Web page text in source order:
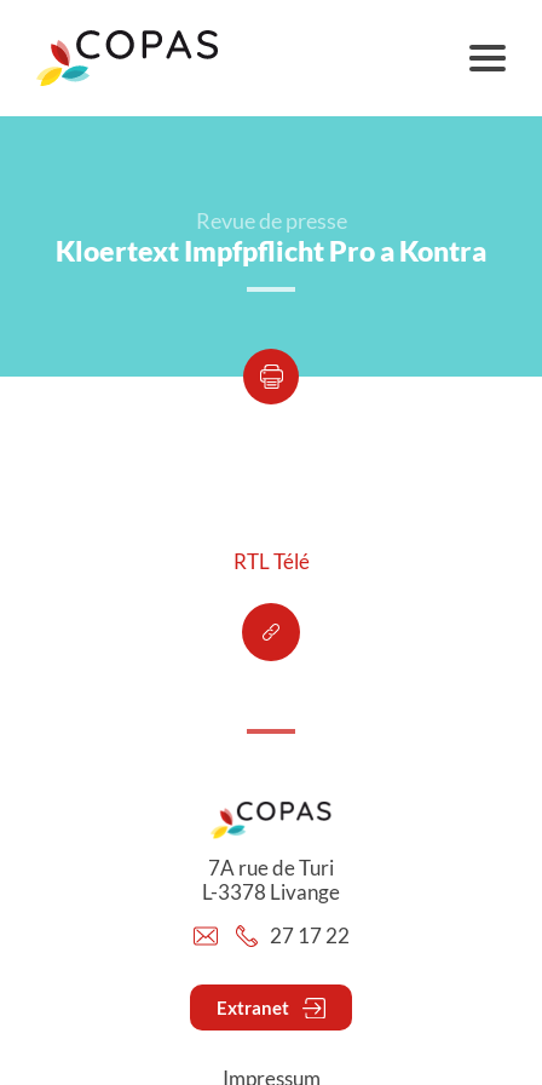
Revue de presse
Kloertext Impfpflicht Pro a Kontra
RTL Télé
7A rue de Turi
L-3378 Livange
27 17 22
Extranet
Impressum